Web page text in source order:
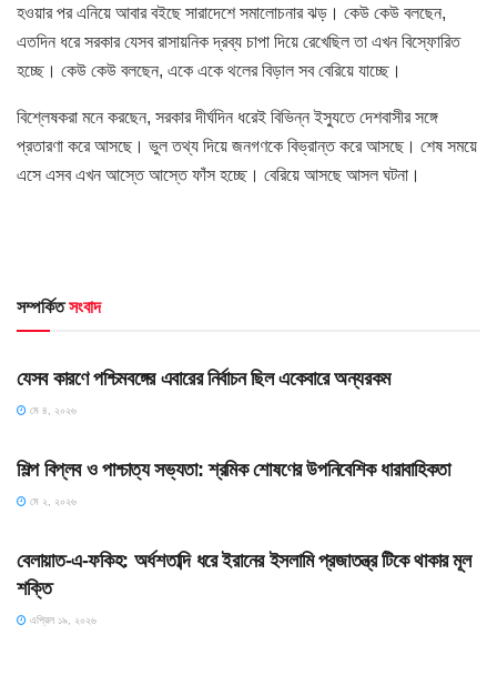
হওয়ার পর এনিয়ে আবার বইছে সারাদেশে সমালোচনার ঝড়। কেউ কেউ বলছেন,
এতদিন ধরে সরকার যেসব রাসায়নিক দ্রব্য চাপা দিয়ে রেখেছিল তা এখন বিস্ফোরিত
হচ্ছে। কেউ কেউ বলছেন, একে একে থলের বিড়াল সব বেরিয়ে যাচ্ছে।
বিশ্লেষকরা মনে করছেন, সরকার দীর্ঘদিন ধরেই বিভিন্ন ইস্যুতে দেশবাসীর সঙ্গে
প্রতারণা করে আসছে। ভুল তথ্য দিয়ে জনগণকে বিভ্রান্ত করে আসছে। শেষ সময়ে
এসে এসব এখন আস্তে আস্তে ফাঁস হচ্ছে। বেরিয়ে আসছে আসল ঘটনা।
সম্পর্কিতসংবাদ
HOME POST
যেসব কারণে পশ্চিমবঙ্গের এবারের নির্বাচন ছিল একেবারে অন্যরকম
মে ৪, ২০২৬
শিল্প বিপ্লব ও পাশ্চাত্য সভ্যতা: শ্রমিক শোষণের উপনিবেশিক ধারাবাহিকতা
মে ২, ২০২৬
বেলায়াত-এ-ফকিহ: অর্ধশতাব্দি ধরে ইরানের ইসলামি প্রজাতন্ত্র টিকে থাকার মূল
শক্তি
এপ্রিল ১৯, ২০২৬